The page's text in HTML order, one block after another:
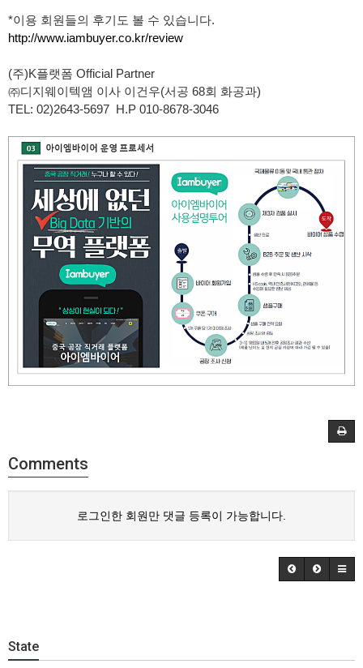
*이용 회원들의 후기도 볼 수 있습니다.
http://www.iambuyer.co.kr/review
(주)K플랫폼 Official Partner
㈜디지웨이텍앰 이사 이건우(서공 68회 화공과)
TEL: 02)2643-5697 H.P 010-8678-3046
Comments
로그인한 회원만 댓글 등록이 가능합니다.
State